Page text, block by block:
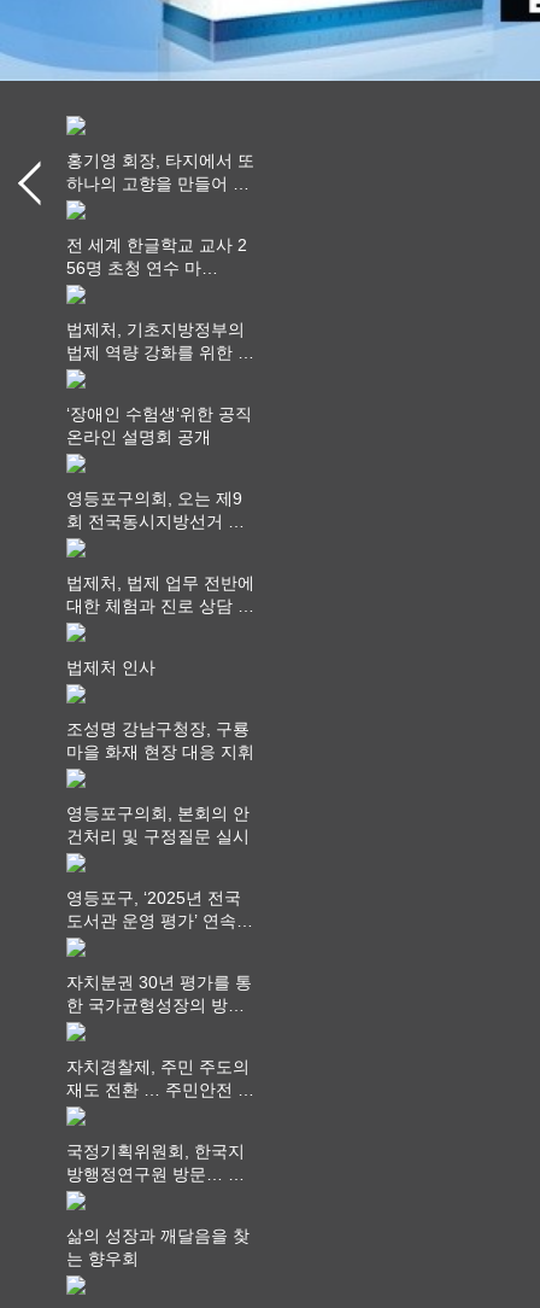
홍기영 회장, 타지에서 또
하나의 고향을 만들어 가
다
전 세계 한글학교 교사 2
56명 초청 연수 마
쳐...“수업은 더 깊게, 교
법제처, 기초지방정부의
법제 역량 강화를 위한 전
라권 현장설명회 개최
‘장애인 수험생‘위한 공직
온라인 설명회 공개
영등포구의회, 오는 제9
회 전국동시지방선거 ‧
"공직사회는 어느 때보다
를 지켜야 할 것"
법제처, 법제 업무 전반에
대한 체험과 진로 상담 기
회 제공
법제처 인사
조성명 강남구청장, 구룡
마을 화재 현장 대응 지휘
영등포구의회, 본회의 안
건처리 및 구정질문 실시
영등포구, ‘2025년 전국
도서관 운영 평가’ 연속
최고 영예 장관상에서 ‘대
자치분권 30년 평가를 통
한 국가균형성장의 방향
과 과제 논의
자치경찰제, 주민 주도의
재도 전환 … 주민안전 치
안서비스가 최우선 되어
국정기획위원회, 한국지
방행정연구원 방문… 국
가균형성장 논의
삶의 성장과 깨달음을 찾
는 향우회